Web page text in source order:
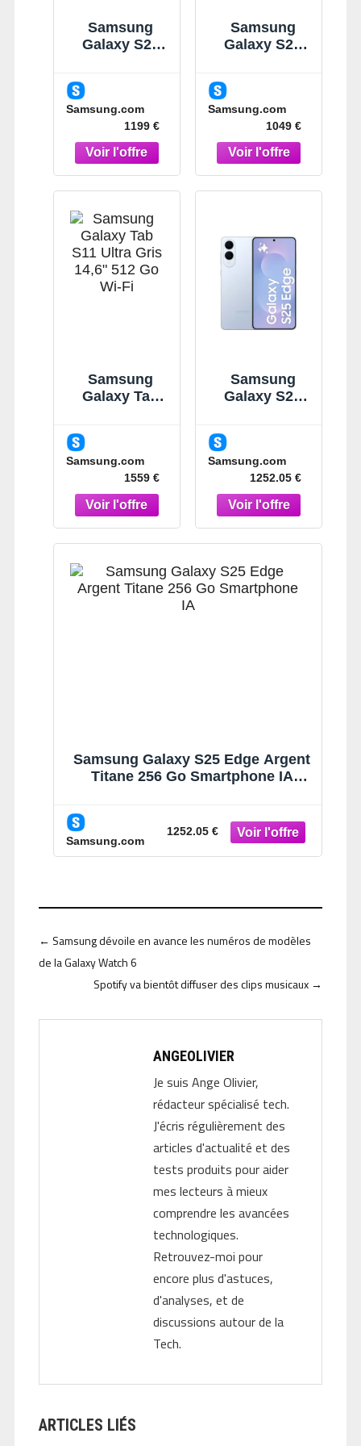
Samsung
Galaxy S26
Smartphone
IA 5G Noir
Samsung.com
1199 €
Samsung
Galaxy S26
Smartphone
Samsung.com
1049 €
Samsung
Galaxy Tab
14,6" 512 Go
Wi-Fi Tablette
Gris
Samsung.com
1559 €
Samsung
Galaxy S25
Clair Titane
Smartphone
IA Bleu Clair
Titane
Samsung.com
1252.05 €
Samsung Galaxy S25 Edge Argent
Titane 256 Go Smartphone IA
Samsung.com
1252.05 €
← Samsung dévoile en avance les numéros de modèles
de la Galaxy Watch 6
Spotify va bientôt diffuser des clips musicaux →
ANGEOLIVIER
Je suis Ange Olivier,
rédacteur spécialisé tech.
J'écris régulièrement des
articles d'actualité et des
tests produits pour aider
mes lecteurs à mieux
comprendre les avancées
technologiques.
Retrouvez-moi pour
encore plus d'astuces,
d'analyses, et de
discussions autour de la
Tech.
ARTICLES LIÉS